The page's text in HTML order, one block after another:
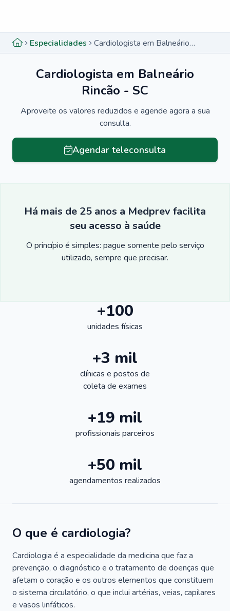
Especialidades Cardiologista em Balneário Rincão - SC
Cardiologista em Balneário
Rincão - SC
Aproveite os valores reduzidos e agende agora a sua
consulta.
Agendar teleconsulta
Há mais de 25 anos a Medprev facilita
seu acesso à saúde
O princípio é simples: pague somente pelo serviço
utilizado, sempre que precisar.
+100
unidades físicas
+3 mil
clínicas e postos de
coleta de exames
+19 mil
profissionais parceiros
+50 mil
agendamentos realizados
O que é cardiologia?
Cardiologia é a especialidade da medicina que faz a
prevenção, o diagnóstico e o tratamento de doenças que
afetam o coração e os outros elementos que constituem
o sistema circulatório, o que inclui artérias, veias, capilares
e vasos linfáticos.